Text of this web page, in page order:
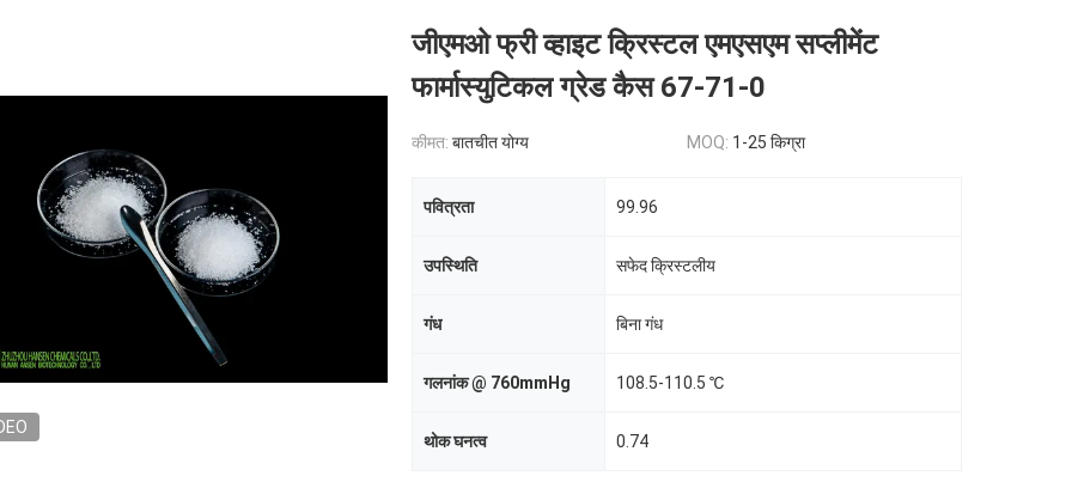
जीएमओ फ्री व्हाइट क्रिस्टल एमएसएम सप्लीमेंट
फार्मास्युटिकल ग्रेड कैस 67-71-0
कीमत: बातचीत योग्य MOQ: 1-25 किग्रा
पवित्रता 99.96
उपस्थिति सफेद क्रिस्टलीय
गंध बिना गंध
गलनांक @ 760mmHg 108.5-110.5 ℃
थोक घनत्व 0.74